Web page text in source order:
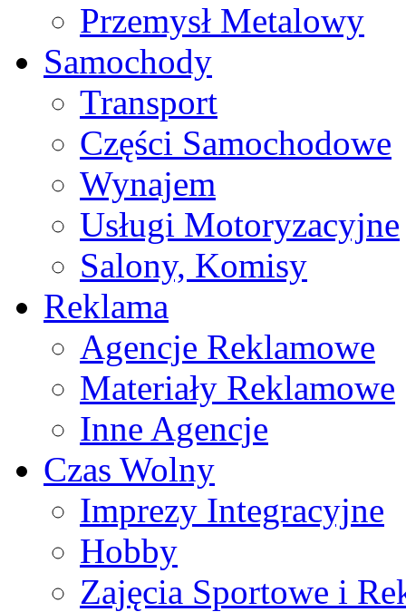
Przemysł Metalowy
Samochody
Transport
Części Samochodowe
Wynajem
Usługi Motoryzacyjne
Salony, Komisy
Reklama
Agencje Reklamowe
Materiały Reklamowe
Inne Agencje
Czas Wolny
Imprezy Integracyjne
Hobby
Zajęcia Sportowe i